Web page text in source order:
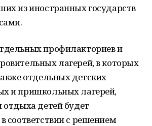
из иностранных государств
профилакториев и
лагерей, в которых
отдельных детских
и пришкольных лагерей,
отдыха детей будет
соответствии с решением